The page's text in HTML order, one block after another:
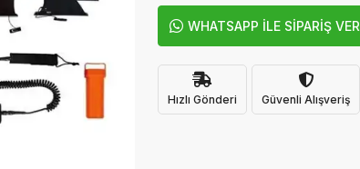
WHATSAPP İLE SİPARİŞ VER
Hızlı Gönderi Güvenli Alışveriş